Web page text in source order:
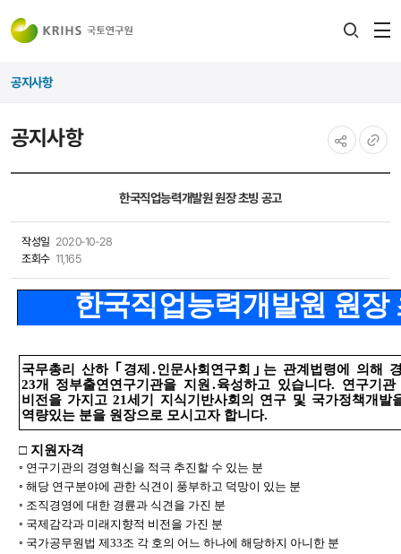
공지사항
공지사항
한국직업능력개발원 원장 초빙 공고
작성일 2020-10-28
조회수 11,165
한국직업능력개발원 원장
국무총리 산하 ｢ 경제 ․인문사회연구회 ｣ 는 관계법령에 의해
23개 정부출연연구기관을 지원 ․육성하고 있습니다. 연구기
비전을 가지고21세기 지식기반사회의 연구 및 국가정책개발
역량있는 분을 원장으로 모시고자 합니다.
□ 지원자격
◦ 연구기관의 경영혁신을 적극 추진할 수 있는 분
◦ 해당 연구분야에 관한 식견이 풍부하고 덕망이 있는 분
◦ 조직경영에 대한 경륜과 식견을 가진 분
◦ 국제감각과 미래지향적 비전을 가진 분
◦ 국가공무원법 제33조 각 호의 어느 하나에 해당하지 아니한 분